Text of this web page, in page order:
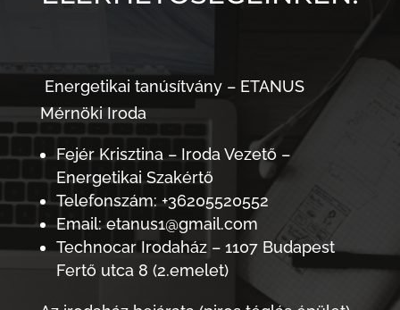
Energetikai tanúsítvány – ETANUS
Mérnöki Iroda
Fejér Krisztina – Iroda Vezető –
Energetikai Szakértő
Telefonszám: +36205520552
Email: etanus1@gmail.com
Technocar Irodaház – 1107 Budapest
Fertő utca 8 (2.emelet)